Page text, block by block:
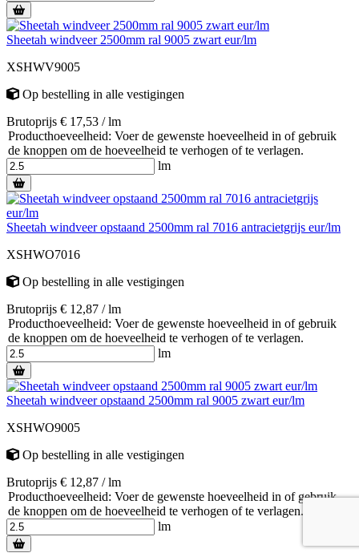
Sheetah windveer 2500mm ral 9005 zwart eur/lm
XSHWV9005
Op bestelling in alle vestigingen
Brutoprijs € 17,53 / lm
Producthoeveelheid: Voer de gewenste hoeveelheid in of gebruik
de knoppen om de hoeveelheid te verhogen of te verlagen.
lm
Sheetah windveer opstaand 2500mm ral 7016 antracietgrijs eur/lm
XSHWO7016
Op bestelling in alle vestigingen
Brutoprijs € 12,87 / lm
Producthoeveelheid: Voer de gewenste hoeveelheid in of gebruik
de knoppen om de hoeveelheid te verhogen of te verlagen.
lm
Sheetah windveer opstaand 2500mm ral 9005 zwart eur/lm
XSHWO9005
Op bestelling in alle vestigingen
Brutoprijs € 12,87 / lm
Producthoeveelheid: Voer de gewenste hoeveelheid in of gebruik
de knoppen om de hoeveelheid te verhogen of te verlagen.
lm